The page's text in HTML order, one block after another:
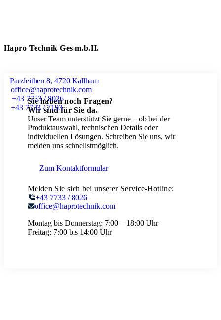
Hapro Technik Ges.m.b.H.
Parzleithen 8, 4720 Kallham
office@haprotechnik.com
+43 7733 / 8026
+43 7733 / 7193
Sie haben noch Fragen?
Wir sind für Sie da.
Unser Team unterstützt Sie gerne – ob bei der
Produktauswahl, technischen Details oder
individuellen Lösungen. Schreiben Sie uns, wir
melden uns schnellstmöglich.
Zum Kontaktformular
Melden Sie sich bei unserer Service-Hotline:
+43 7733 / 8026
office@haprotechnik.com
Montag bis Donnerstag: 7:00 – 18:00 Uhr
Freitag: 7:00 bis 14:00 Uhr